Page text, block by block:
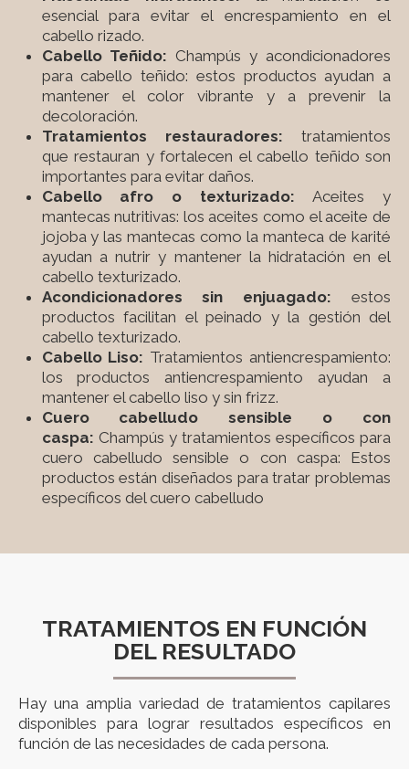
esencial para evitar el encrespamiento en el
cabello rizado.
Cabello Teñido: Champús y acondicionadores
para cabello teñido: estos productos ayudan a
mantener el color vibrante y a prevenir la
decoloración.
Tratamientos restauradores: tratamientos
que restauran y fortalecen el cabello teñido son
importantes para evitar daños.
Cabello afro o texturizado: Aceites y
mantecas nutritivas: los aceites como el aceite de
jojoba y las mantecas como la manteca de karité
ayudan a nutrir y mantener la hidratación en el
cabello texturizado.
Acondicionadores sin enjuagado: estos
productos facilitan el peinado y la gestión del
cabello texturizado.
Cabello Liso: Tratamientos antiencrespamiento:
los productos antiencrespamiento ayudan a
mantener el cabello liso y sin frizz.
Cuero cabelludo sensible o con
caspa: Champús y tratamientos específicos para
cuero cabelludo sensible o con caspa: Estos
productos están diseñados para tratar problemas
específicos del cuero cabelludo
TRATAMIENTOS EN FUNCIÓN
DEL RESULTADO
Hay una amplia variedad de tratamientos capilares
disponibles para lograr resultados específicos en
función de las necesidades de cada persona.